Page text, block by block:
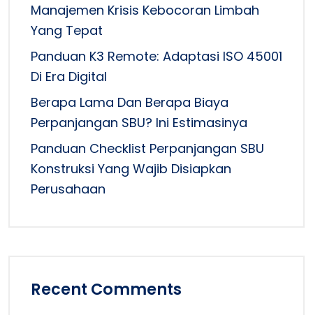
Manajemen Krisis Kebocoran Limbah
Yang Tepat
Panduan K3 Remote: Adaptasi ISO 45001
Di Era Digital
Berapa Lama Dan Berapa Biaya
Perpanjangan SBU? Ini Estimasinya
Panduan Checklist Perpanjangan SBU
Konstruksi Yang Wajib Disiapkan
Perusahaan
Recent Comments